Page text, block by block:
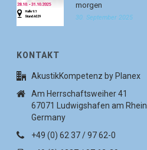
morgen
30. September 2025
KONTAKT
AkustikKompetenz by Planex
Am Herrschaftsweiher 41
67071 Ludwigshafen am Rhein
Germany
+49 (0) 62 37 / 97 62-0